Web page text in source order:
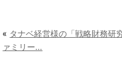
« タナベ経営様の「戦略財務研
ァミリー…